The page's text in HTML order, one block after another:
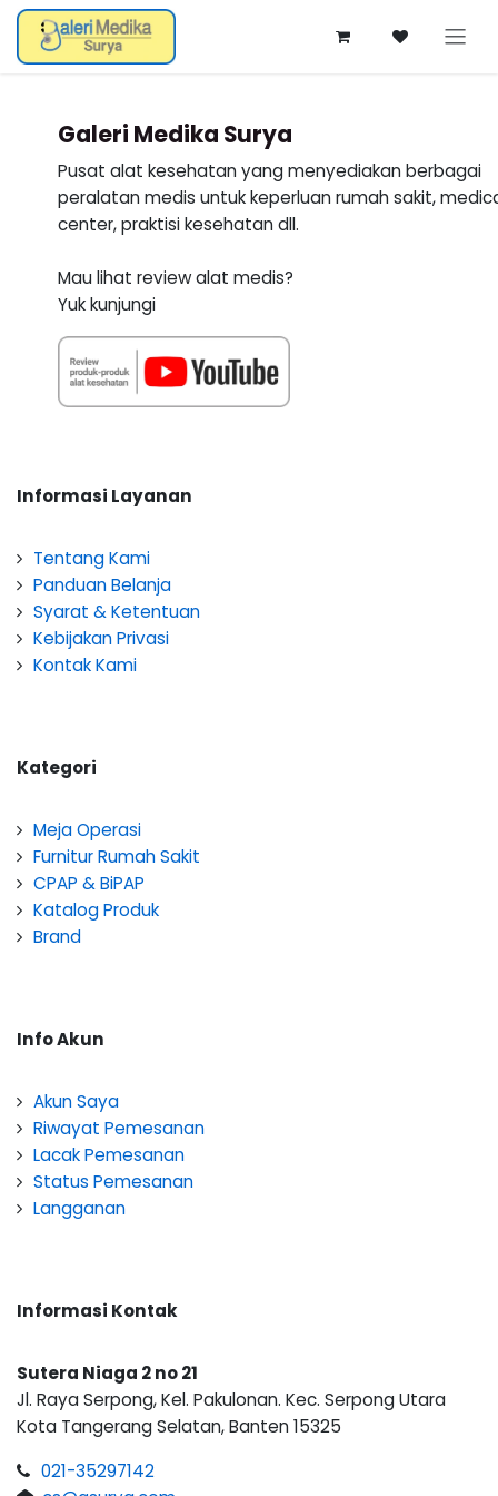
Skip ke Konten
Galeri Medika Surya
Pusat alat kesehatan yang menyediakan berbagai
peralatan medis untuk keperluan rumah sakit,
center, praktisi kesehatan dll.
Mau lihat review alat medis?
Yuk kunjungi
Informasi Layanan
Tentang Kami
Panduan Belanja
Syarat & Ketentuan
Kebijakan Privasi
Kontak Kami
Kategori
Meja Operasi
Furnitur Rumah Sakit
CPAP & BiPAP
Katalog Produk
Brand
Info Akun
Akun Saya
Riwayat Pemesanan
Lacak Pemesanan
Status Pemesanan
Langganan
Informasi Kontak
Sutera Niaga 2 no 21
Jl. Raya Serpong, Kel. Pakulonan. Kec. Serpong Utara
Kota Tangerang Selatan, Banten 15325
021-35297142